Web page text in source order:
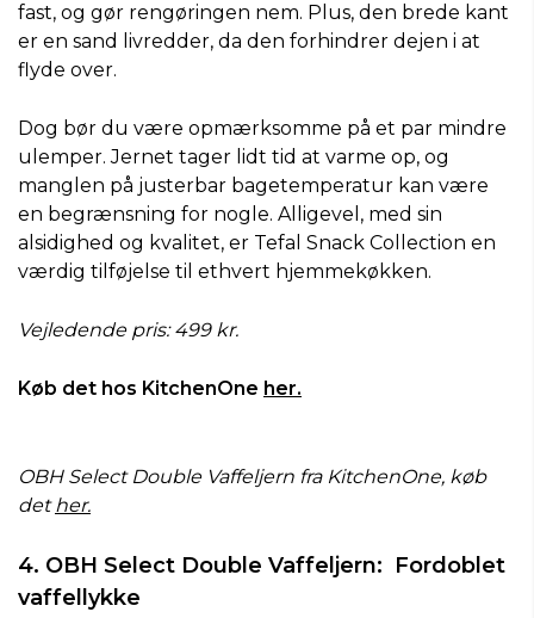
fast, og gør rengøringen nem. Plus, den brede kant
er en sand livredder, da den forhindrer dejen i at
flyde over.
Dog bør du være opmærksomme på et par mindre
ulemper. Jernet tager lidt tid at varme op, og
manglen på justerbar bagetemperatur kan være
en begrænsning for nogle. Alligevel, med sin
alsidighed og kvalitet, er Tefal Snack Collection en
værdig tilføjelse til ethvert hjemmekøkken.
Vejledende pris: 499 kr.
Køb det hos KitchenOne her.
OBH Select Double Vaffeljern fra KitchenOne, køb
dether.
4. OBH Select Double Vaffeljern: Fordoblet
vaffellykke